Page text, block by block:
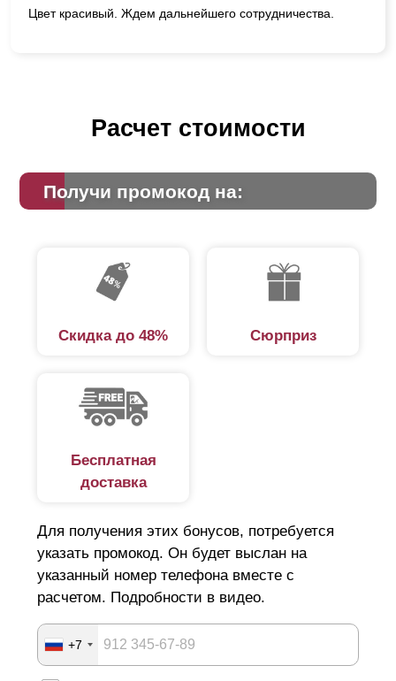
Цвет красивый. Ждем дальнейшего сотрудничества.
Расчет стоимости
Получи промокод на:
Скидка до 48% Сюрприз
Бесплатная
доставка
Для получения этих бонусов, потребуется
указать промокод. Он будет выслан на
указанный номер телефона вместе с
расчетом. Подробности в видео.
+7